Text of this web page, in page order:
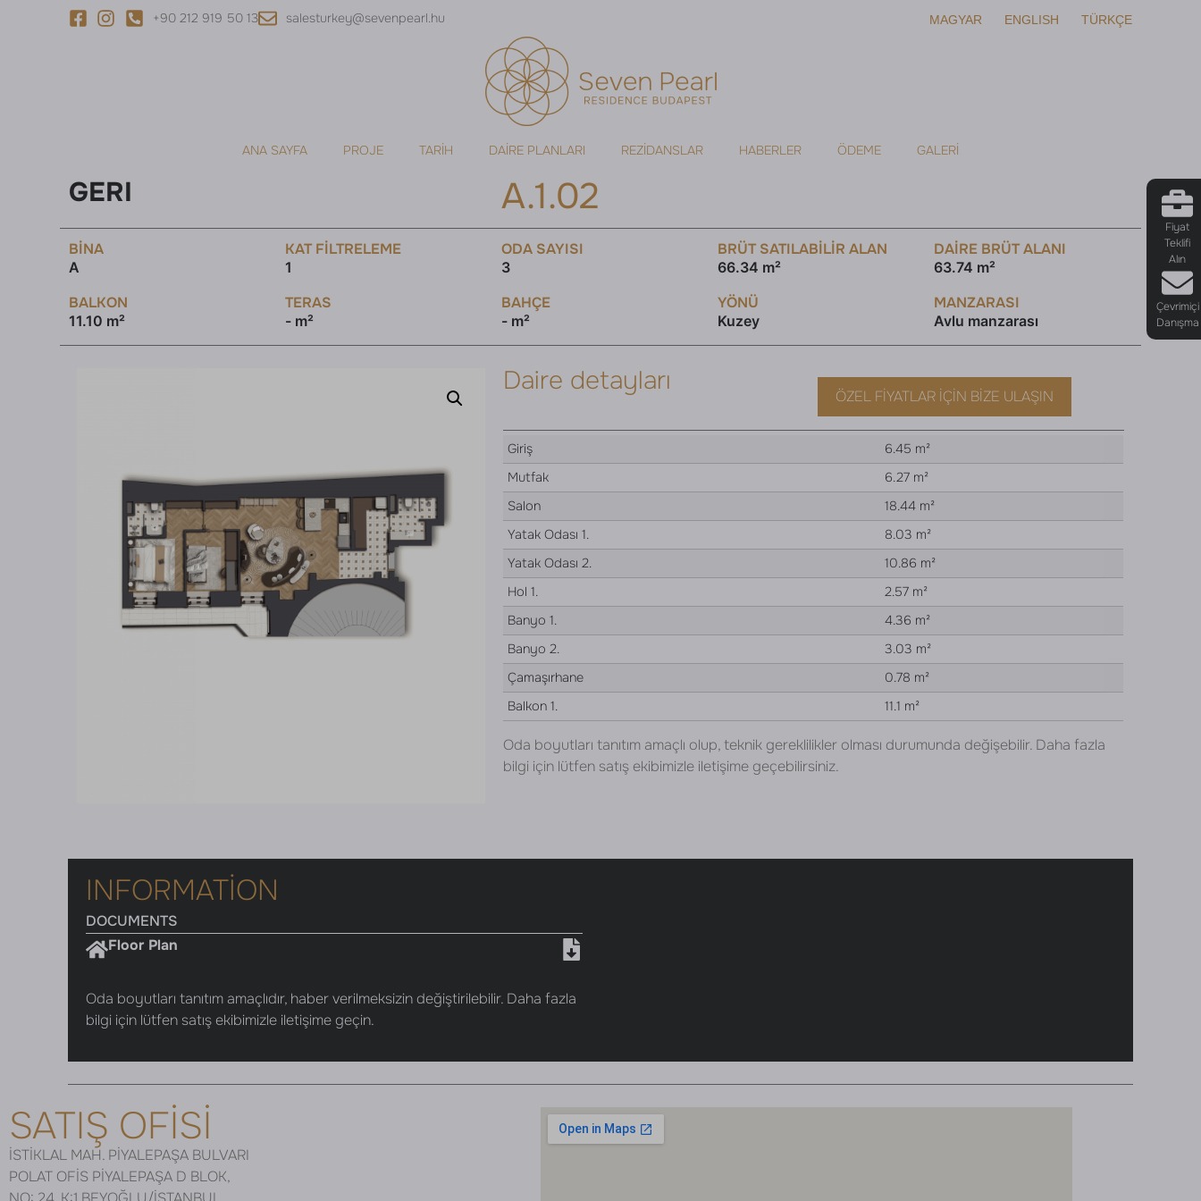
+90 212 919 50 13 salesturkey@sevenpearl.hu MAGYAR ENGLISH TÜRKÇE
ANA SAYFA PROJE TARIH DAIRE PLANLARI REZIDANSLAR HABERLER ÖDEME GALERI
Fiyat
Teklifi
Alın
Çevrimiçi
Danışma
GERI A.1.02
BINA
A
KAT FILTRELEME
1
ODA SAYISI
3
BRÜT SATILABILIR ALAN
66.34 m²
DAİRE BRÜT ALANI
63.74 m²
BALKON
11.10 m²
TERAS
- m²
BAHÇE
- m²
YÖNÜ
Kuzey
MANZARASI
Avlu manzarası
Daire detayları ÖZEL FIYATLAR İÇIN BIZE ULAŞIN
Giriş
6.45 m²
Mutfak
6.27 m²
Salon
18.44 m²
Yatak Odası 1.
8.03 m²
Yatak Odası 2.
10.86 m²
Hol 1.
2.57 m²
Banyo 1.
4.36 m²
Banyo 2.
3.03 m²
Çamaşırhane
0.78 m²
Balkon 1.
11.1 m²
Oda boyutları tanıtım amaçlı olup, teknik gereklilikler olması durumunda değişebilir. Daha fazla
bilgi için lütfen satış ekibimizle iletişime geçebilirsiniz.
INFORMATION
DOCUMENTS
Floor Plan
Oda boyutları tanıtım amaçlıdır, haber verilmeksizin değiştirilebilir. Daha fazla
bilgi için lütfen satış ekibimizle iletişime geçin.
SATIŞ OFİSİ
İSTİKLAL MAH. PİYALEPAŞA BULVARI
POLAT OFİS PİYALEPAŞA D BLOK,